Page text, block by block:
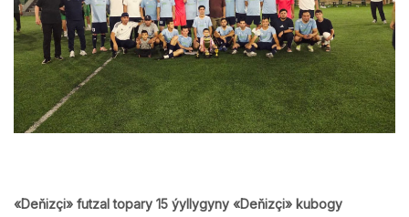
«Deňizçi» futzal topary 15 ýyllygyny «Deňizçi» kubogy